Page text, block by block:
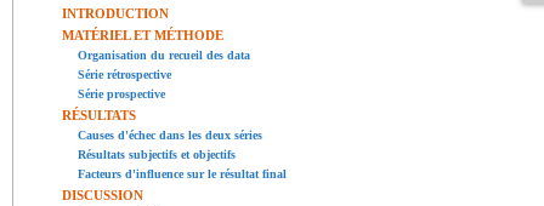
INTRODUCTION
MATÉRIEL ET MÉTHODE
Organisation du recueil des data
Série rétrospective
Série prospective
RÉSULTATS
Causes d'échec dans les deux séries
Résultats subjectifs et objectifs
Facteurs d'influence sur le résultat final
DISCUSSION